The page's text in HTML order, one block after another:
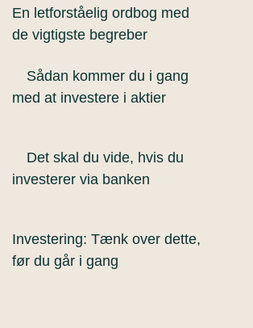
En letforståelig ordbog med
de vigtigste begreber
Sådan kommer du i gang
med at investere i aktier
Det skal du vide, hvis du
investerer via banken
Investering: Tænk over dette,
før du går i gang